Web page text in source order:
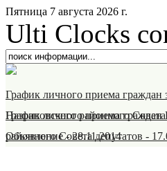
Пятница 7 августа 2026 г.
Ulti Clocks
График личного приема граждан
Назрановского районного
График личного приема граждан
районного Совета депутатов -
Объявление-28.11.2014